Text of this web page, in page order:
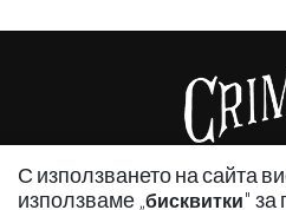
С използването на сайта
използваме „бисквитки" за